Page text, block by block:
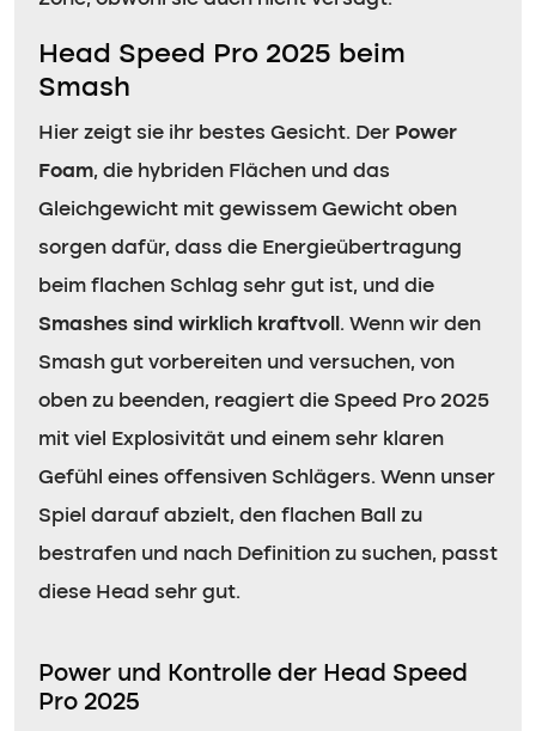
Head Speed Pro 2025 beim
Smash
Hier zeigt sie ihr bestes Gesicht. Der Power
Foam, die hybriden Flächen und das
Gleichgewicht mit gewissem Gewicht oben
sorgen dafür, dass die Energieübertragung
beim flachen Schlag sehr gut ist, und die
Smashes sind wirklich kraftvoll . Wenn wir den
Smash gut vorbereiten und versuchen, von
oben zu beenden, reagiert die Speed Pro 2025
mit viel Explosivität und einem sehr klaren
Gefühl eines offensiven Schlägers. Wenn unser
Spiel darauf abzielt, den flachen Ball zu
bestrafen und nach Definition zu suchen, passt
diese Head sehr gut.
Power und Kontrolle der Head Speed
Pro 2025